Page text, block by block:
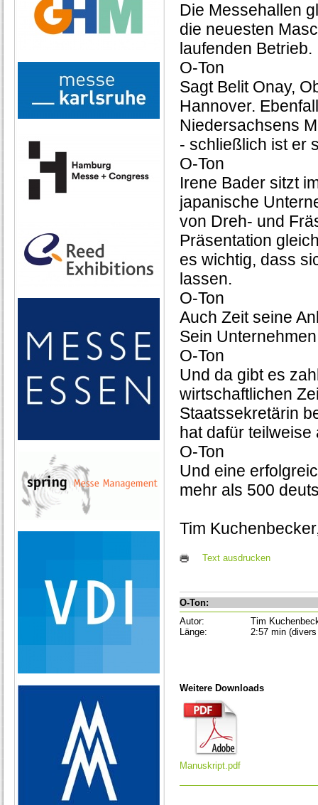
Die Messehallen
die neuesten
laufenden Betrieb.
O-Ton
Sagt Belit Onay,
Hannover.
Niedersachsens
- schließlich ist er
O-Ton
Irene Bader sitzt
japanische
von Dreh- und
Präsentation
es wichtig, dass
lassen.
O-Ton
Auch Zeit seine
Sein
O-Ton
Und da gibt es
wirtschaftlichen
Staatssekretärin
hat dafür
O-Ton
Und eine
mehr als 500
Tim
Text ausdrucken
O-Ton:
Autor:
Tim
Länge:
2:57 min
Weitere Downloads
Manuskript.pdf